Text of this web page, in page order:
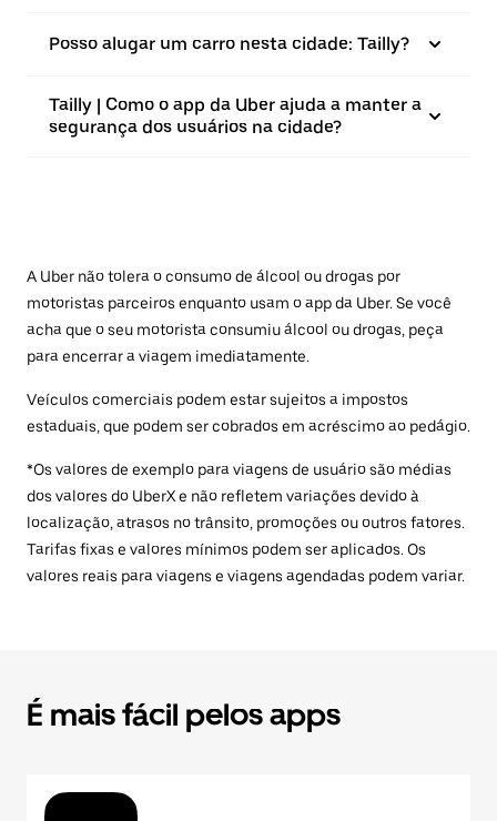
Posso alugar um carro nesta cidade: Tailly?
Tailly | Como o app da Uber ajuda a manter a
segurança dos usuários na cidade?
A Uber não tolera o consumo de álcool ou drogas por
motoristas parceiros enquanto usam o app da Uber. Se você
acha que o seu motorista consumiu álcool ou drogas, peça
para encerrar a viagem imediatamente.
Veículos comerciais podem estar sujeitos a impostos
estaduais, que podem ser cobrados em acréscimo ao pedágio.
*Os valores de exemplo para viagens de usuário são médias
dos valores do UberX e não refletem variações devido à
localização, atrasos no trânsito, promoções ou outros fatores.
Tarifas fixas e valores mínimos podem ser aplicados. Os
valores reais para viagens e viagens agendadas podem variar.
É mais fácil pelos apps